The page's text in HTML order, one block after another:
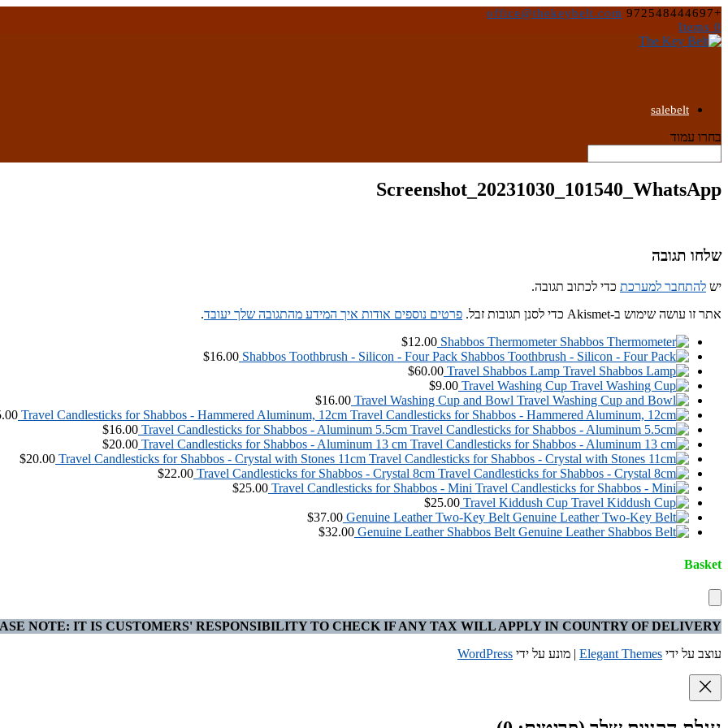
+972548444697
office@thekeybelt.com
0 Items
salebelt
בחרו עמוד
Screenshot_20231030_101540_WhatsApp
שלחו תגובה
יש להתחבר למערכת כדי לכתוב תגובה.
אתר זו עושה שימוש ב-Akismet כדי לסנן תגובות זבל.
פרטים נוספים אודות איך המידע מהתגובה שלך יעובד.
Shabbos Thermometer
$12.00
Shabbos Toothbrush - Silicon - Four Pack
$16.00
Travel Shabbos Lamp
$60.00
Travel Washing Cup
$9.00
Travel Washing Cup and Bowl
$16.00
Travel Candlesticks for Shabbos - Hammered Aluminum, 12cm
Travel Candlesticks for Shabbos - Aluminum 5.5cm
$16.00
Travel Candlesticks for Shabbos - Aluminum 13 cm
$20.00
Travel Candlesticks for Shabbos - Crystal with Stones 11cm
$20.00
Travel Candlesticks for Shabbos - Crystal 8cm
$22.00
Travel Candlesticks for Shabbos - Mini
$25.00
Travel Kiddush Cup
$25.00
Genuine Leather Two-Key Belt
$37.00
Genuine Leather Shabbos Belt
$32.00
Basket
NOTE: IT IS CUSTOMERS' RESPONSIBILITY TO CHECK IF ANY TAX WILL APPLY IN COUNTRY OF DELIVERY
עוצב על ידי Elegant Themes | מונע על ידי WordPress